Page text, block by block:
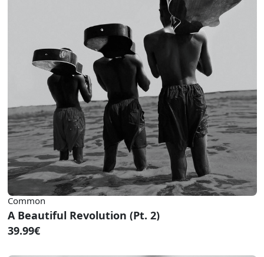
Common
A Beautiful Revolution (Pt. 2)
39.99€